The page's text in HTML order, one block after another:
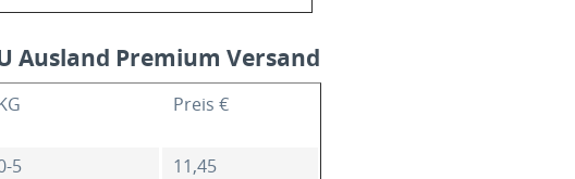
Ausland Premium Versand
Preis €
5 11,45